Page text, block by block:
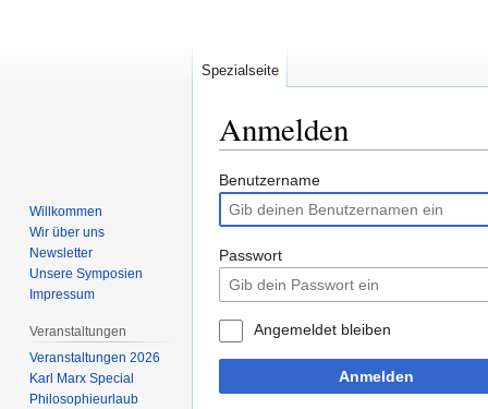
Anmelden
Zur
Navigation
springen
Zur
Suche
springen
Benutzername
Passwort
Angemeldet bleiben
Anmelden
Spezialseite
Willkommen
Wir über uns
Newsletter
Unsere Symposien
Impressum
Veranstaltungen
Veranstaltungen 2026
Karl Marx Special
Philosophieurlaub